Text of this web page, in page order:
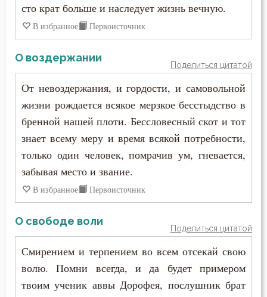
сто крат больше и наследует жизнь вечную.
В избранное Первоисточник
О воздержании
Поделиться цитатой
От невоздержания, и гордости, и самовольной
жизни рождается всякое мерзкое бесстыдство в
бренной нашей плоти. Бессловесный скот и тот
знает всему меру и время всякой потребности,
только один человек, помрачив ум, гневается,
забывая место и звание.
В избранное Первоисточник
О свободе воли
Поделиться цитатой
Смирением и терпением во всем отсекай свою
волю. Помни всегда, и да будет примером
твоим ученик аввы Дорофея, послушник брат